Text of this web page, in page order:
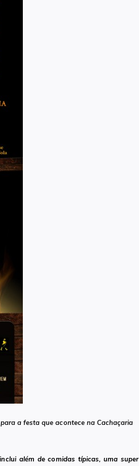
a festa que acontece na Cachaçaria
além de comidas típicas, uma super